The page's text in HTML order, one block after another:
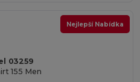
Nejlepší Nabídka
03259
155 Men